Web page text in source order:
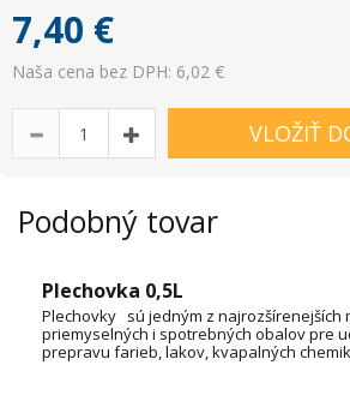
7,40 €
Naša cena bez DPH: 6,02 €
VLOŽIŤ
Podobný tovar
Plechovka 0,5L
Plechovky sú jedným z najrozšírenejších
priemyselných i spotrebných obalov pre
prepravu farieb, lakov, kvapalných